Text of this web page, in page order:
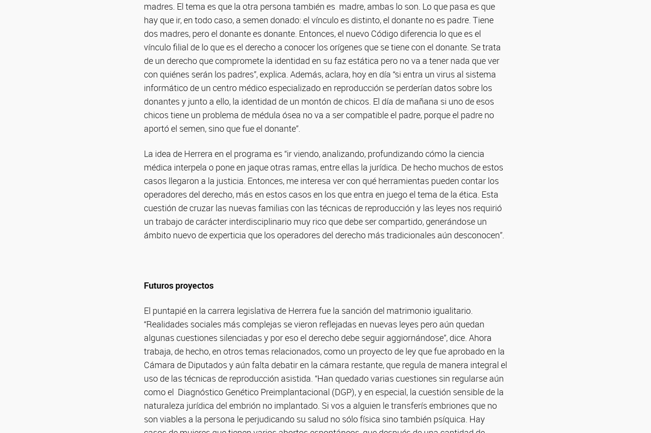
madres. El tema es que la otra persona también es madre, ambas lo son. Lo que pasa es que
hay que ir, en todo caso, a semen donado: el vínculo es distinto, el donante no es padre. Tiene
dos madres, pero el donante es donante. Entonces, el nuevo Código diferencia lo que es el
vínculo filial de lo que es el derecho a conocer los orígenes que se tiene con el donante. Se trata
de un derecho que compromete la identidad en su faz estática pero no va a tener nada que ver
con quiénes serán los padres”, explica. Además, aclara, hoy en día “si entra un virus al sistema
informático de un centro médico especializado en reproducción se perderían datos sobre los
donantes y junto a ello, la identidad de un montón de chicos. El día de mañana si uno de esos
chicos tiene un problema de médula ósea no va a ser compatible el padre, porque el padre no
aportó el semen, sino que fue el donante”.
La idea de Herrera en el programa es “ir viendo, analizando, profundizando cómo la ciencia
médica interpela o pone en jaque otras ramas, entre ellas la jurídica. De hecho muchos de estos
casos llegaron a la justicia. Entonces, me interesa ver con qué herramientas pueden contar los
operadores del derecho, más en estos casos en los que entra en juego el tema de la ética. Esta
cuestión de cruzar las nuevas familias con las técnicas de reproducción y las leyes nos requirió
un trabajo de carácter interdisciplinario muy rico que debe ser compartido, generándose un
ámbito nuevo de experticia que los operadores del derecho más tradicionales aún desconocen”.
Futuros proyectos
El puntapié en la carrera legislativa de Herrera fue la sanción del matrimonio igualitario.
“Realidades sociales más complejas se vieron reflejadas en nuevas leyes pero aún quedan
algunas cuestiones silenciadas y por eso el derecho debe seguir aggiornándose”, dice. Ahora
trabaja, de hecho, en otros temas relacionados, como un proyecto de ley que fue aprobado en la
Cámara de Diputados y aún falta debatir en la cámara restante, que regula de manera integral el
uso de las técnicas de reproducción asistida. “Han quedado varias cuestiones sin regularse aún
como el Diagnóstico Genético Preimplantacional (DGP), y en especial, la cuestión sensible de la
naturaleza jurídica del embrión no implantado. Si vos a alguien le transferís embriones que no
son viables a la persona le perjudicando su salud no sólo física sino también psíquica. Hay